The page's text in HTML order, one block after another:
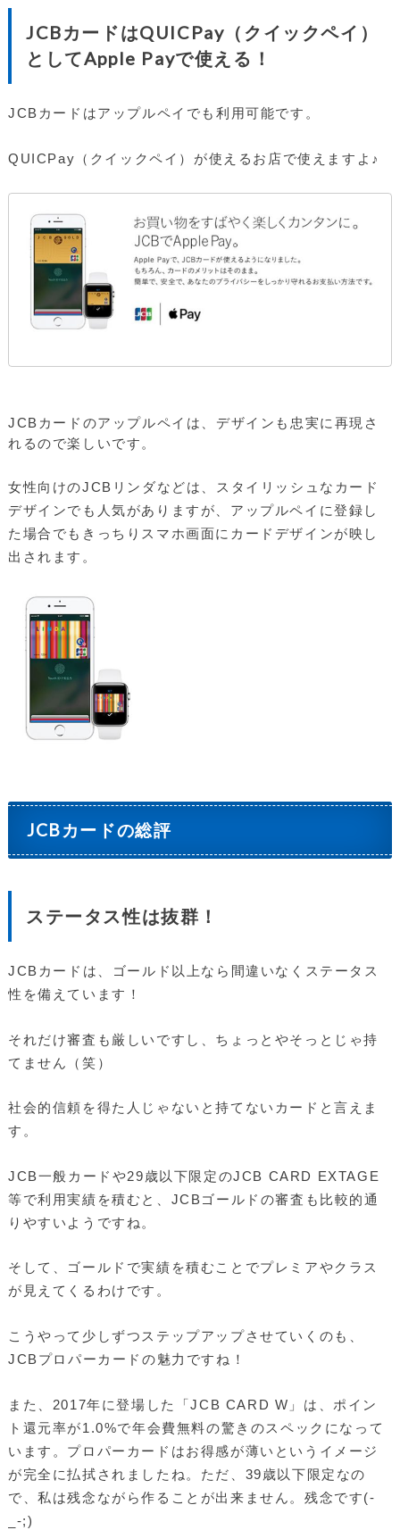
JCBカードはQUICPay（クイックペイ）
としてApple Payで使える！
JCBカードはアップルペイでも利用可能です。
QUICPay（クイックペイ）が使えるお店で使えますよ♪
JCBカードのアップルペイは、デザインも忠実に再現さ
れるので楽しいです。
女性向けのJCBリンダなどは、スタイリッシュなカード
デザインでも人気がありますが、アップルペイに登録し
た場合でもきっちりスマホ画面にカードデザインが映し
出されます。
JCBカードの総評
ステータス性は抜群！
JCBカードは、ゴールド以上なら間違いなくステータス
性を備えています！
それだけ審査も厳しいですし、ちょっとやそっとじゃ持
てません（笑）
社会的信頼を得た人じゃないと持てないカードと言えま
す。
JCB一般カードや29歳以下限定のJCB CARD EXTAGE
等で利用実績を積むと、JCBゴールドの審査も比較的通
りやすいようですね。
そして、ゴールドで実績を積むことでプレミアやクラス
が見えてくるわけです。
こうやって少しずつステップアップさせていくのも、
JCBプロパーカードの魅力ですね！
また、2017年に登場した「JCB CARD W」は、ポイン
ト還元率が1.0%で年会費無料の驚きのスペックになって
います。プロパーカードはお得感が薄いというイメージ
が完全に払拭されましたね。ただ、39歳以下限定なの
で、私は残念ながら作ることが出来ません。残念です(-
_-;)